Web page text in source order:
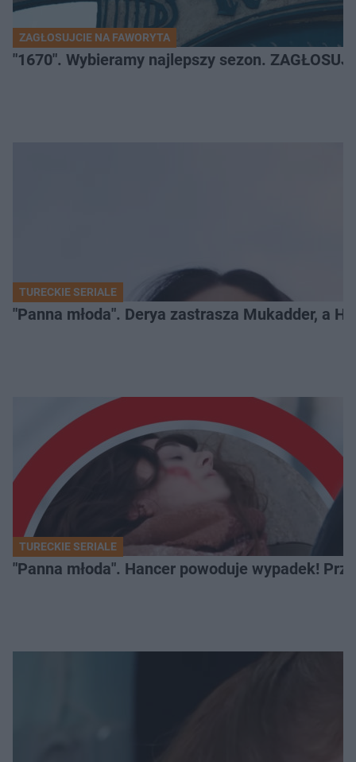
ZAGŁOSUJCIE NA FAWORYTA
"1670". Wybieramy najlepszy sezon. ZAGŁOSUJ
TURECKIE SERIALE
"Panna młoda". Derya zastrasza Mukadder, a
TURECKIE SERIALE
"Panna młoda". Hancer powoduje wypadek!